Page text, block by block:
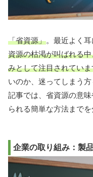
「省資源」。最近よく
資源の枯渇が叫ばれる
みとして注目されてい
いのか、迷ってしまう
記事では、省資源の意
られる簡単な方法まで
企業の取り組み：製